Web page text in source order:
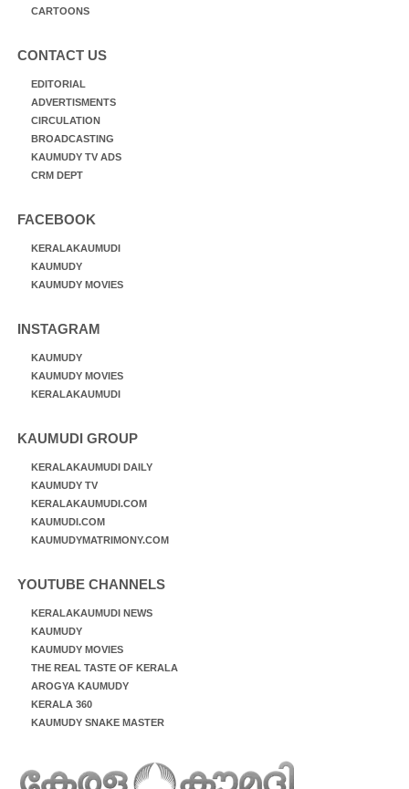
CARTOONS
CONTACT US
EDITORIAL
ADVERTISMENTS
CIRCULATION
BROADCASTING
KAUMUDY TV ADS
CRM DEPT
FACEBOOK
KERALAKAUMUDI
KAUMUDY
KAUMUDY MOVIES
INSTAGRAM
KAUMUDY
KAUMUDY MOVIES
KERALAKAUMUDI
KAUMUDI GROUP
KERALAKAUMUDI DAILY
KAUMUDY TV
KERALAKAUMUDI.COM
KAUMUDI.COM
KAUMUDYMATRIMONY.COM
YOUTUBE CHANNELS
KERALAKAUMUDI NEWS
KAUMUDY
KAUMUDY MOVIES
THE REAL TASTE OF KERALA
AROGYA KAUMUDY
KERALA 360
KAUMUDY SNAKE MASTER